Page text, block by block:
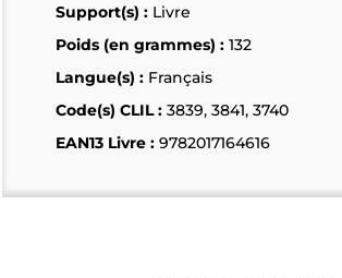
Support(s) : Livre
Poids (en grammes) : 132
Langue(s) : Français
Code(s) CLIL : 3839, 3841, 3740
EAN13 Livre : 9782017164616